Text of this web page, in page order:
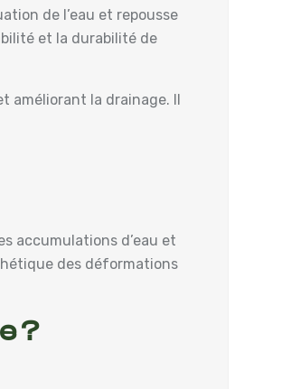
de l’eau et repousse
et la durabilité de
améliorant la drainage. Il
accumulations d’eau et
des déformations
?